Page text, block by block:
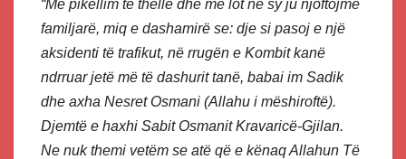
“Me pikëllim të thellë dhe me lot në sy ju njoftojmë
familjarë, miq e dashamirë se: dje si pasoj e një
aksidenti të trafikut, në rrugën e Kombit kanë
ndrruar jetë më të dashurit tanë, babai im Sadik
dhe axha Nesret Osmani (Allahu i mëshiroftë).
Djemtë e haxhi Sabit Osmanit Kravaricë-Gjilan.
Ne nuk themi vetëm se atë që e kënaq Allahun Të